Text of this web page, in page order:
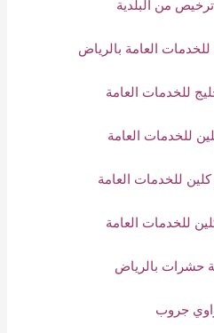
من البلدية
العامة بالرياض
للخدمات العامة
للخدمات العامة
للخدمات العامة
للخدمات العامة
حشرات بالرياض
جروب